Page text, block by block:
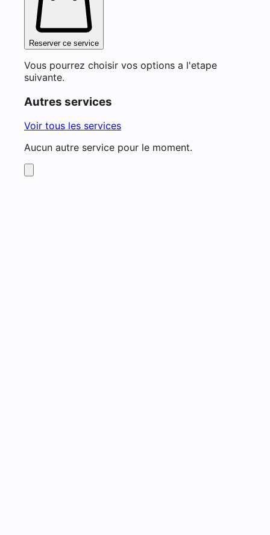
Reserver ce service
Vous pourrez choisir vos options a l'etape
suivante.
Autres services
Voir tous les services
Aucun autre service pour le moment.